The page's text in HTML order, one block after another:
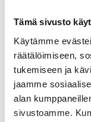
Tämä sivusto
Käytämme
räätälöimiseen,
tukemiseen ja
jaamme
alan
sivustoamme.
Continental Ride
Reflex 622
Continental Ride Tour
622 on kestävä
kaupunki- ja
työmatkapyöräilyyn.
kevyesti asfaltilla ja
25,00 €